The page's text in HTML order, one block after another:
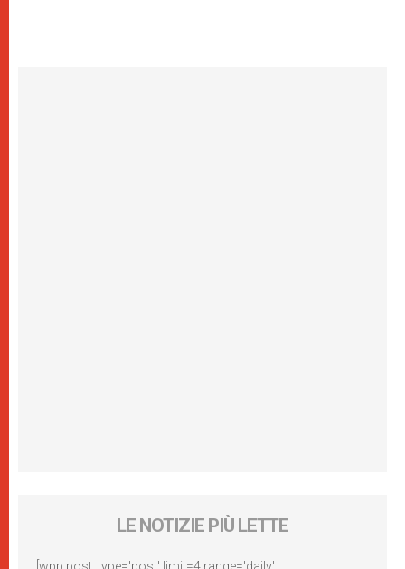
LE NOTIZIE PIÙ LETTE